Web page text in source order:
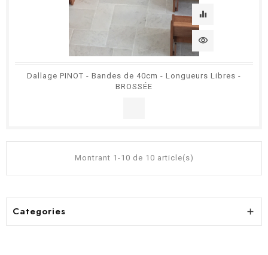
equalizer
visibility
Dallage PINOT - Bandes de 40cm - Longueurs Libres -
BROSSÉE
Montrant 1-10 de 10 article(s)
Categories 